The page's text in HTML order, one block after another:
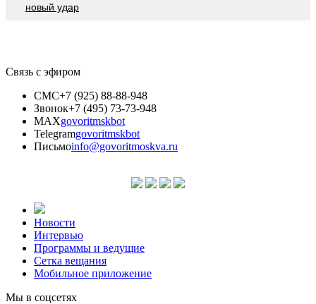
новый удар
Связь с эфиром
СМС+7 (925) 88-88-948
Звонок+7 (495) 73-73-948
MAXgovoritmskbot
Telegramgovoritmskbot
Письмоinfo@govoritmoskva.ru
Новости
Интервью
Программы и ведущие
Сетка вещания
Мобильное приложение
Мы в соцсетях